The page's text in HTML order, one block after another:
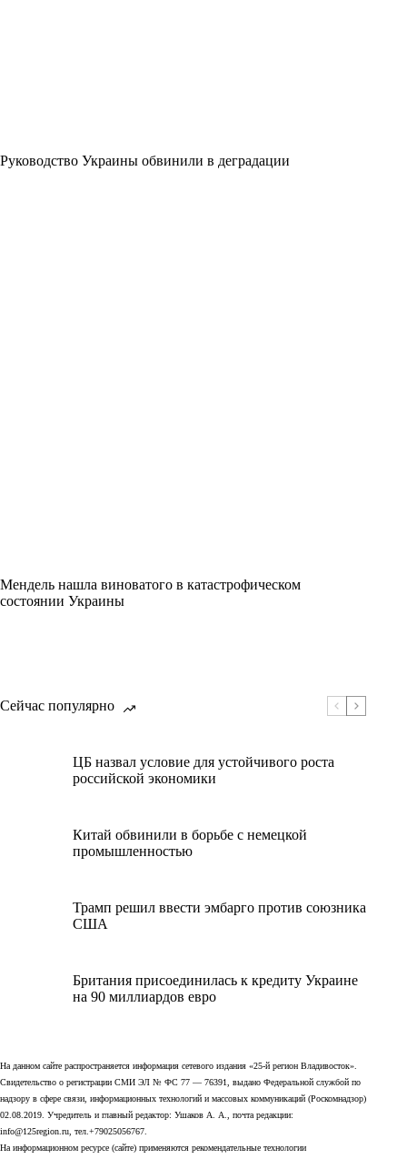
Руководство Украины обвинили в деградации
Мендель нашла виноватого в катастрофическом
состоянии Украины
Сейчас популярно
ЦБ назвал условие для устойчивого роста
российской экономики
Китай обвинили в борьбе с немецкой
промышленностью
Трамп решил ввести эмбарго против союзника
США
Британия присоединилась к кредиту Украине
на 90 миллиардов евро
На данном сайте распространяется информация сетевого издания «25-й регион Владивосток».
Свидетельство о регистрации СМИ ЭЛ № ФС 77 — 76391, выдано Федеральной службой по
надзору в сфере связи, информационных технологий и массовых коммуникаций (Роскомнадзор)
02.08.2019. Учредитель и главный редактор: Ушаков А. А., почта редакции:
info@125region.ru, тел.+79025056767.
На информационном ресурсе (сайте) применяются рекомендательные технологии